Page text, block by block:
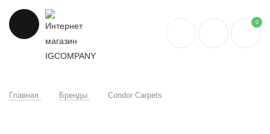
0
Главная Бренды Condor Carpets